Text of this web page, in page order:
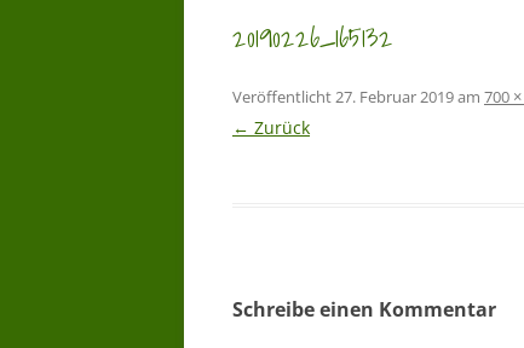
20190226_165132
Veröffentlicht27. Februar 2019am 700
← Zurück
Schreibe einen Kommentar